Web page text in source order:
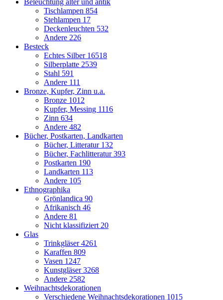
Tischlampen 854
Stehlampen 17
Deckenleuchten 532
Andere 226
Besteck
Echtes Silber 16518
Silberplatte 2539
Stahl 591
Andere 111
Bronze, Kupfer, Zinn u.a.
Bronze 1012
Kupfer, Messing 1116
Zinn 634
Andere 482
Bücher, Postkarten, Landkarten
Bücher, Litteratur 132
Bücher, Fachlitteratur393
Postkarten 190
Landkarten 113
Andere 105
Ethnographika
Grönlandica 90
Afrikanisch 46
Andere 81
Nicht klassifiziert 20
Glas
Trinkgläser4261
Karaffen 809
Vasen 1247
Kunstgläser3268
Andere 2582
Weihnachtsdekorationen
Verschiedene Weihnachtsdekorationen 1015